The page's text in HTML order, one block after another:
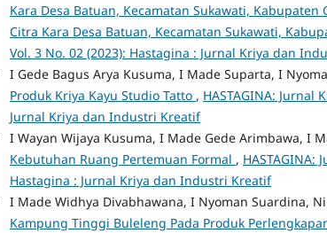
Kara Desa Batuan, Kecamatan Sukawati,
Citra Kara Desa Batuan, Kecamatan Sukawati,
Vol. 3 No. 02 (2023): Hastagina : Jurnal Kriya dan
I Gede Bagus Arya Kusuma, I Made Suparta, I
Produk Kriya Kayu Studio Tatto , HASTAGINA: Jurnal
Jurnal Kriya dan Industri Kreatif
I Wayan Wijaya Kusuma, I Made Gede Arimbawa, I
Kebutuhan Ruang Pertemuan Formal , HASTAGINA:
Hastagina : Jurnal Kriya dan Industri Kreatif
I Made Widhya Divabhawana, I Nyoman Suardina,
Kampung Tinggi Buleleng Pada Produk